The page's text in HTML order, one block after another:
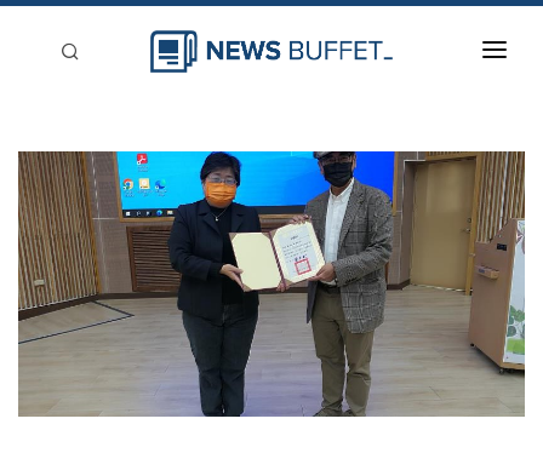
新聞稿分類
登入
刊登